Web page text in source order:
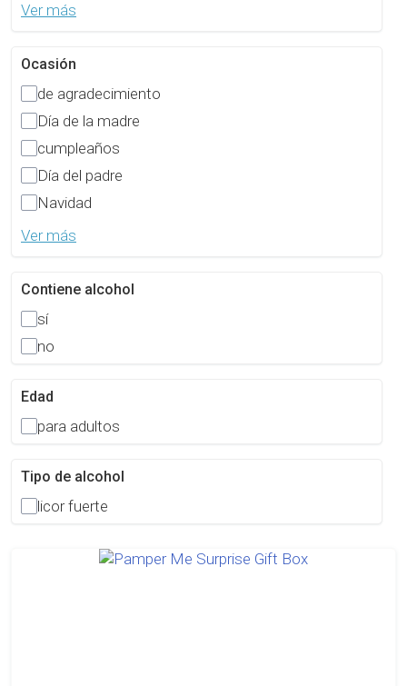
Ver más
Ocasión
de agradecimiento
Día de la madre
cumpleaños
Día del padre
Navidad
Ver más
Contiene alcohol
sí
no
Edad
para adultos
Tipo de alcohol
licor fuerte